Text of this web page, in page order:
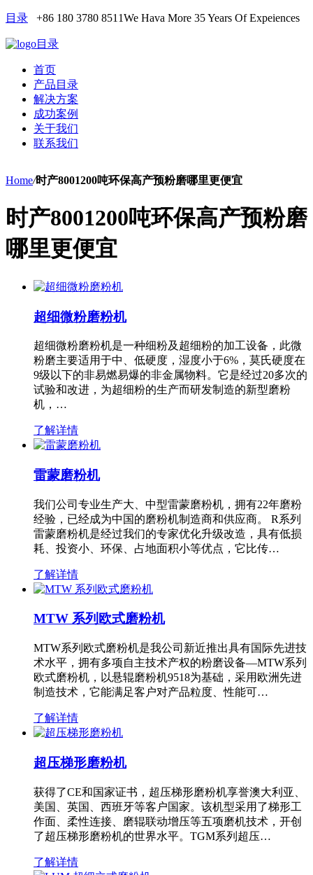
目录 +86 180 3780 8511We Hava More 35 Years Of Expeiences
目录
首页
产品目录
解决方案
成功案例
关于我们
联系我们
Home/时产8001200吨环保高产预粉磨哪里更便宜
时产8001200吨环保高产预粉磨
哪里更便宜
超细微粉磨粉机
超细微粉磨粉机是一种细粉及超细粉的加工设备，此微
粉磨主要适用于中、低硬度，湿度小于6%，莫氏硬度在
9级以下的非易燃易爆的非金属物料。它是经过20多次的
试验和改进，为超细粉的生产而研发制造的新型磨粉
机，…
了解详情
雷蒙磨粉机
我们公司专业生产大、中型雷蒙磨粉机，拥有22年磨粉
经验，已经成为中国的磨粉机制造商和供应商。 R系列
雷蒙磨粉机是经过我们的专家优化升级改造，具有低损
耗、投资小、环保、占地面积小等优点，它比传…
了解详情
MTW 系列欧式磨粉机
MTW系列欧式磨粉机是我公司新近推出具有国际先进技
术水平，拥有多项自主技术产权的粉磨设备—MTW系列
欧式磨粉机，以悬辊磨粉机9518为基础，采用欧洲先进
制造技术，它能满足客户对产品粒度、性能可…
了解详情
超压梯形磨粉机
获得了CE和国家证书，超压梯形磨粉机享誉澳大利亚、
美国、英国、西班牙等客户国家。该机型采用了梯形工
作面、柔性连接、磨辊联动增压等五项磨机技术，开创
了超压梯形磨粉机的世界水平。TGM系列超压…
了解详情